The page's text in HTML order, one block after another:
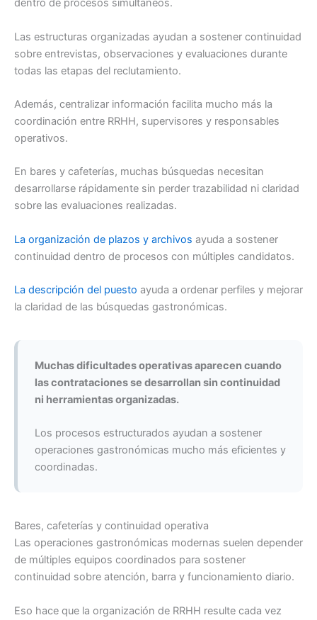
dentro de procesos simultáneos.
Las estructuras organizadas ayudan a sostener continuidad
sobre entrevistas, observaciones y evaluaciones durante
todas las etapas del reclutamiento.
Además, centralizar información facilita mucho más la
coordinación entre RRHH, supervisores y responsables
operativos.
En bares y cafeterías, muchas búsquedas necesitan
desarrollarse rápidamente sin perder trazabilidad ni claridad
sobre las evaluaciones realizadas.
La organización de plazos y archivos ayuda a sostener
continuidad dentro de procesos con múltiples candidatos.
La descripción del puesto ayuda a ordenar perfiles y mejorar
la claridad de las búsquedas gastronómicas.
Muchas dificultades operativas aparecen cuando
las contrataciones se desarrollan sin continuidad
ni herramientas organizadas.
Los procesos estructurados ayudan a sostener
operaciones gastronómicas mucho más eficientes y
coordinadas.
Bares, cafeterías y continuidad operativa
Las operaciones gastronómicas modernas suelen depender
de múltiples equipos coordinados para sostener
continuidad sobre atención, barra y funcionamiento diario.
Eso hace que la organización de RRHH resulte cada vez